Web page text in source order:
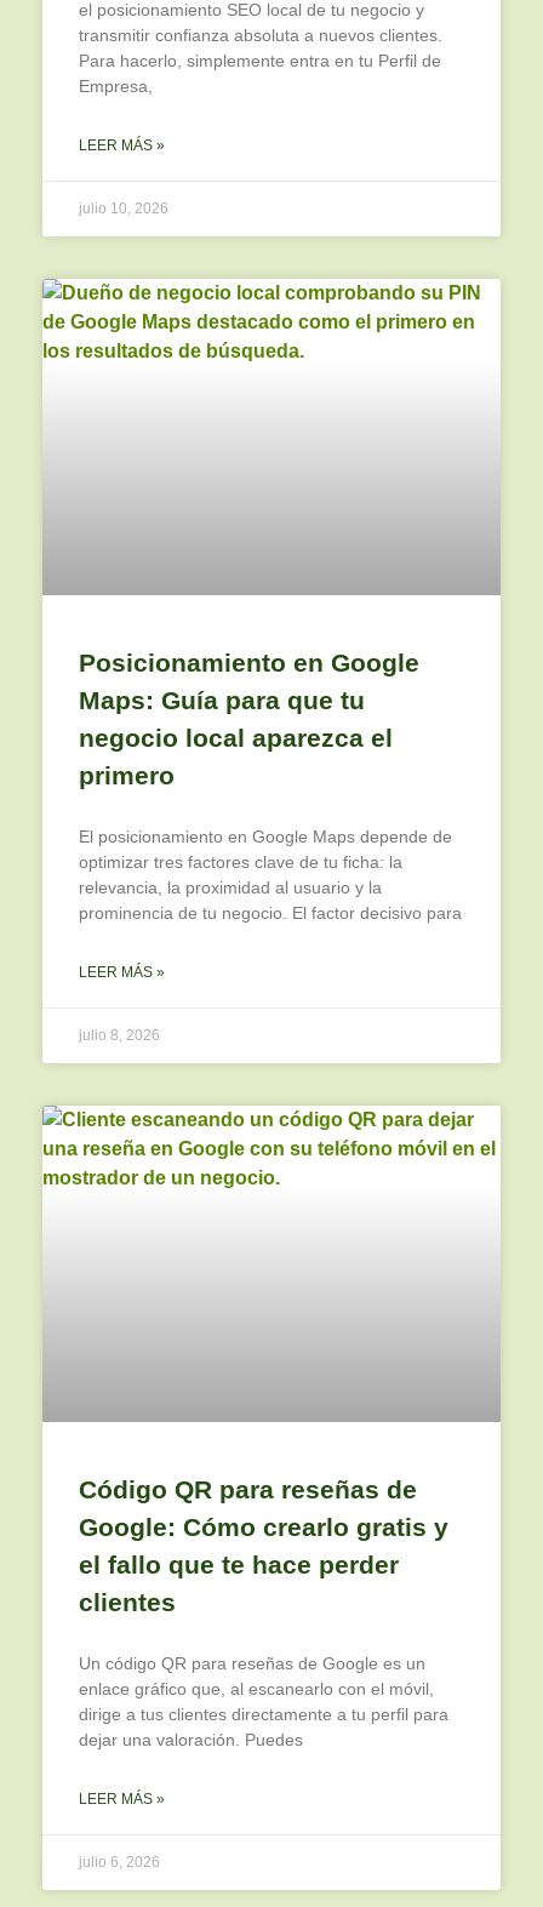
el posicionamiento SEO local de tu negocio y
transmitir confianza absoluta a nuevos clientes.
Para hacerlo, simplemente entra en tu Perfil de
Empresa,
LEER MÁS »
julio 10, 2026
Posicionamiento en Google
Maps: Guía para que tu
negocio local aparezca el
primero
El posicionamiento en Google Maps depende de
optimizar tres factores clave de tu ficha: la
relevancia, la proximidad al usuario y la
prominencia de tu negocio. El factor decisivo para
LEER MÁS »
julio 8, 2026
Código QR para reseñas de
Google: Cómo crearlo gratis y
el fallo que te hace perder
clientes
Un código QR para reseñas de Google es un
enlace gráfico que, al escanearlo con el móvil,
dirige a tus clientes directamente a tu perfil para
dejar una valoración. Puedes
LEER MÁS »
julio 6, 2026